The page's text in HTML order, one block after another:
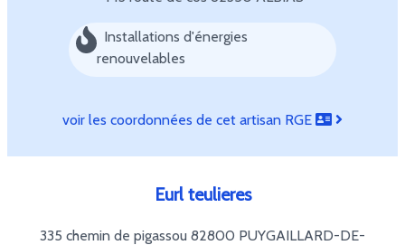
Installations d'énergies
renouvelables
voir les coordonnées de cet artisan RGE
Eurl teulieres
335 chemin de pigassou 82800 PUYGAILLARD-DE-